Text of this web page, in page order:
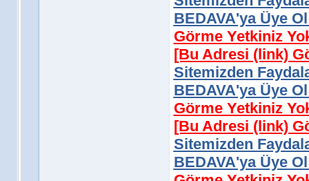
BEDAVA'ya Üye
Görme Yetkiniz
[Bu Adresi (link)
Sitemizden
BEDAVA'ya Üye
Görme Yetkiniz
[Bu Adresi (link)
Sitemizden
BEDAVA'ya Üye